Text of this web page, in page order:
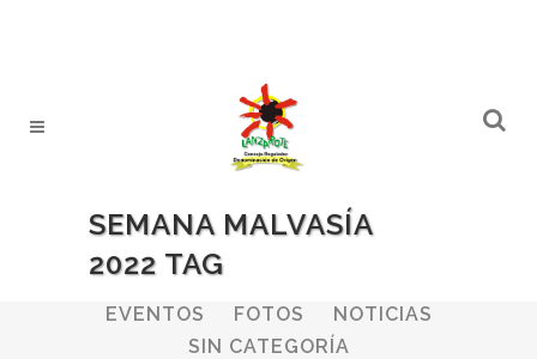
SEMANA MALVASÍA
2022 TAG
ALL BODEGAS
EVENTOS
FOTOS
NOTICIAS
SIN CATEGORÍA